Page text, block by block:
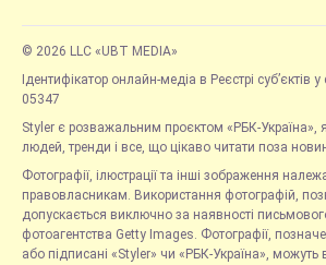
© 2026 LLC «UBT MEDIA»
Ідентифікатор онлайн-медіа в Реєстрі суб’єктів
05347
Styler є розважальним проєктом «РБК-Україна»,
людей, тренди і все, що цікаво читати поза
Фотографії, ілюстрації та інші зображення
правовласникам. Використання фотографій,
допускається виключно за наявності
фотоагентства Getty Images. Фотографії,
або підписані «Styler» чи «РБК-Україна», можуть